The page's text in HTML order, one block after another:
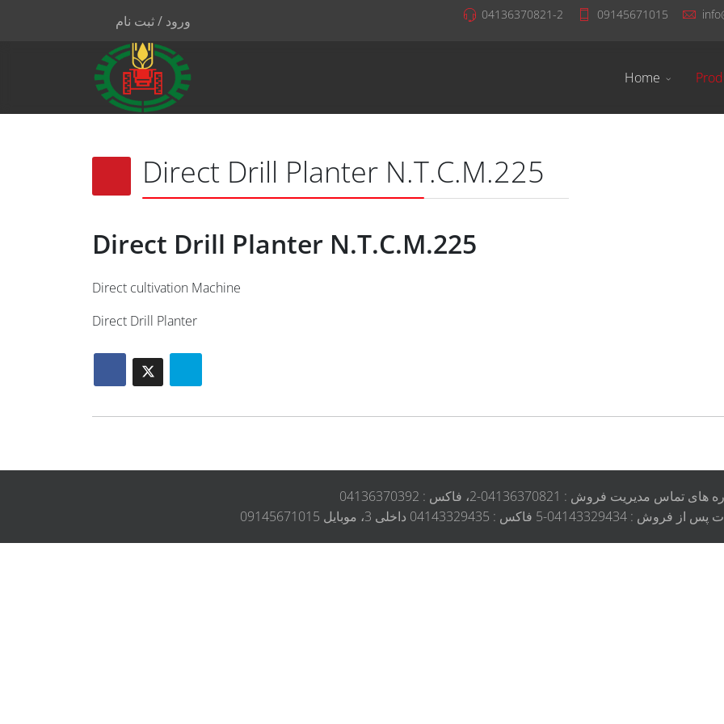
ورود / ثبت نام 04136370821-2 09145671015
Home
Direct Drill Planter N.T.C.M.225
Direct Drill Planter N.T.C.M.225
Direct cultivation Machine
Direct Drill Planter
تماس مدیریت فروش : 04136370821-2، فاکس : 04136370392
داخلی 3، موبایل 09145671015